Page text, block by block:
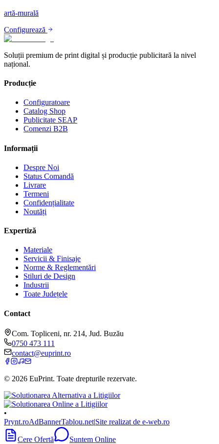
artă-murală
Configurează
Soluții premium de print digital și producție publicitară la nivel
național.
Producție
Configuratoare
Catalog Shop
Publicitate SEAP
Comenzi B2B
Informații
Despre Noi
Status Comandă
Livrare
Termeni
Confidențialitate
Noutăți
Expertiză
Materiale
Servicii & Finisaje
Norme & Reglementări
Stiluri de Design
Industrii
Toate Județele
Contact
Com. Topliceni, nr. 214, Jud. Buzău
0750 473 111
contact@euprint.ro
© 2026 EuPrint. Toate drepturile rezervate.
•
Prynt.roAdBannerTablou.net|Site realizat de e-web.ro
Cere Ofertă Suntem Online